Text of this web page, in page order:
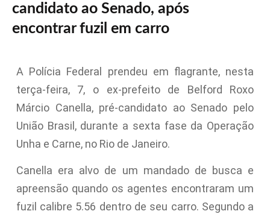
candidato ao Senado, após
encontrar fuzil em carro
A Polícia Federal prendeu em flagrante, nesta
terça-feira, 7, o ex-prefeito de Belford Roxo
Márcio Canella, pré-candidato ao Senado pelo
União Brasil, durante a sexta fase da Operação
Unha e Carne, no Rio de Janeiro.
Canella era alvo de um mandado de busca e
apreensão quando os agentes encontraram um
fuzil calibre 5.56 dentro de seu carro. Segundo a